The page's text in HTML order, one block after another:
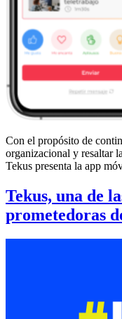
Con el propósito de
organizacional y resaltar
Tekus presenta la app
Tekus, una de
prometedoras